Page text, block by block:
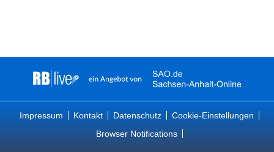
Impressum Kontakt Datenschutz
Cookie-Einstellungen
Browser Notifications